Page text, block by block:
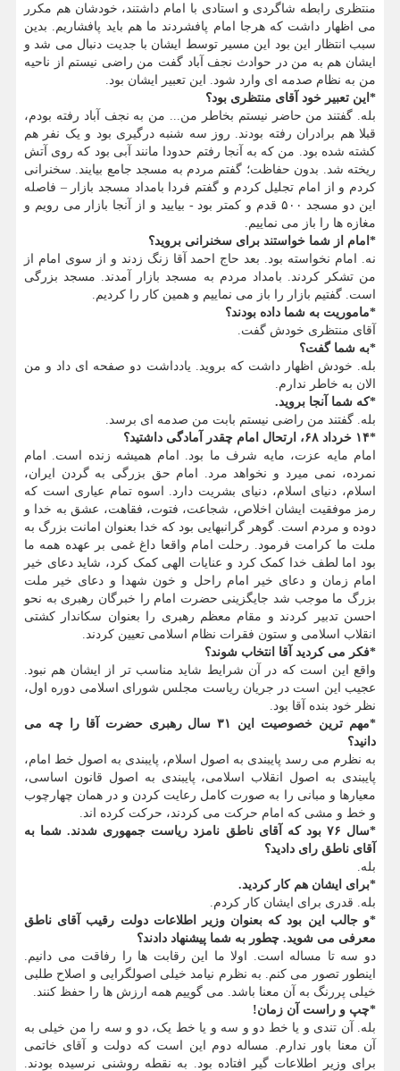
منتظری رابطه شاگردی و استادی با امام داشتند، خودشان هم مکرر
می اظهار داشت که هرجا امام پافشردند ما هم باید پافشاریم. بدین
سبب انتظار این بود این مسیر توسط ایشان با جدیت دنبال می شد و
ایشان هم به من در حوادث نجف آباد گفت من راضی نیستم از ناحیه
من به نظام صدمه ای وارد شود. این تعبیر ایشان بود.
*این تعبیر خود آقای منتظری بود؟
بله. گفتند من حاضر نیستم بخاطر من... من به نجف آباد رفته بودم،
قبلا هم برادران رفته بودند. روز سه شنبه درگیری بود و یک نفر هم
کشته شده بود. من که به آنجا رفتم حدودا مانند آبی بود که روی آتش
ریخته شد. بدون حفاظت؛ گفتم مردم به مسجد جامع بیایند. سخنرانی
کردم و از امام تجلیل کردم و گفتم فردا بامداد مسجد بازار – فاصله
این دو مسجد ۵۰۰ قدم و کمتر بود - بیایید و از آنجا بازار می رویم و
مغازه ها را باز می نماییم.
*امام از شما خواستند برای سخنرانی بروید؟
نه. امام نخواسته بود. بعد حاج احمد آقا زنگ زدند و از سوی امام از
من تشکر کردند. بامداد مردم به مسجد بازار آمدند. مسجد بزرگی
است. گفتیم بازار را باز می نماییم و همین کار را کردیم.
*ماموریت به شما داده بودند؟
آقای منتظری خودش گفت.
*به شما گفت؟
بله. خودش اظهار داشت که بروید. یادداشت دو صفحه ای داد و من
الان به خاطر ندارم.
*که شما آنجا بروید.
بله. گفتند من راضی نیستم بابت من صدمه ای برسد.
*۱۴ خرداد ۶۸، ارتحال امام چقدر آمادگی داشتید؟
امام مایه عزت، مایه شرف ما بود. امام همیشه زنده است. امام
نمرده، نمی میرد و نخواهد مرد. امام حق بزرگی به گردن ایران،
اسلام، دنیای اسلام، دنیای بشریت دارد. اسوه تمام عیاری است که
رمز موفقیت ایشان اخلاص، شجاعت، فتوت، فقاهت، عشق به خدا و
دوده و مردم است. گوهر گرانبهایی بود که خدا بعنوان امانت بزرگ به
ملت ما کرامت فرمود. رحلت امام واقعا داغ غمی بر عهده همه ما
بود اما لطف خدا کمک کرد و عنایات الهی کمک کرد، شاید دعای خیر
امام زمان و دعای خیر امام راحل و خون شهدا و دعای خیر ملت
بزرگ ما موجب شد جایگزینی حضرت امام را خبرگان رهبری به نحو
احسن تدبیر کردند و مقام معظم رهبری را بعنوان سکاندار کشتی
انقلاب اسلامی و ستون فقرات نظام اسلامی تعیین کردند.
*فکر می کردید آقا انتخاب شوند؟
واقع این است که در آن شرایط شاید مناسب تر از ایشان هم نبود.
عجیب این است در جریان ریاست مجلس شورای اسلامی دوره اول،
نظر خود بنده آقا بود.
*مهم ترین خصوصیت این ۳۱ سال رهبری حضرت آقا را چه می
دانید؟
به نظرم می رسد پایبندی به اصول اسلام، پایبندی به اصول خط امام،
پایبندی به اصول انقلاب اسلامی، پایبندی به اصول قانون اساسی،
معیارها و مبانی را به صورت کامل رعایت کردن و در همان چهارچوب
و خط و مشی که امام حرکت می کردند، حرکت کرده اند.
*سال ۷۶ بود که آقای ناطق نامزد ریاست جمهوری شدند. شما به
آقای ناطق رای دادید؟
بله.
*برای ایشان هم کار کردید.
بله. قدری برای ایشان کار کردم.
*و جالب این بود که بعنوان وزیر اطلاعات دولت رقیب آقای ناطق
معرفی می شوید. چطور به شما پیشنهاد دادند؟
دو سه تا مساله است. اولا ما این رقابت ها را رفاقت می دانیم.
اینطور تصور می کنم. به نظرم نیامد خیلی اصولگرایی و اصلاح طلبی
خیلی پررنگ به آن معنا باشد. می گوییم همه ارزش ها را حفظ کنند.
*چپ و راست آن زمان!
بله. آن تندی و یا خط دو و سه و یا خط یک، دو و سه را من خیلی به
آن معنا باور ندارم. مساله دوم این است که دولت و آقای خاتمی
برای وزیر اطلاعات گیر افتاده بود. به نقطه روشنی نرسیده بودند.